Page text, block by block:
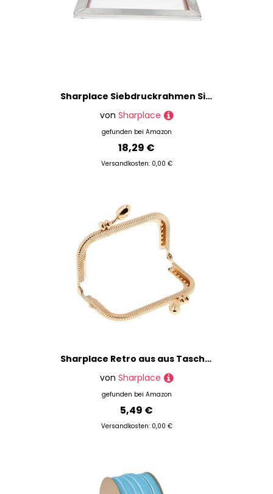
Sharplace Siebdruckrahmen Silk Print Mesh für Leiterplatte, 31 x 43 cm, 77 t
von Sharplace
gefunden bei Amazon
18,29 €
Versandkosten: 0,00 €
Sharplace Retro aus aus Taschenrahmen Taschenbügel für Taschenherstellung in verschiedenen Größen, DIY Tasche Zubehör, 8,5 cm
von Sharplace
gefunden bei Amazon
5,49 €
Versandkosten: 0,00 €